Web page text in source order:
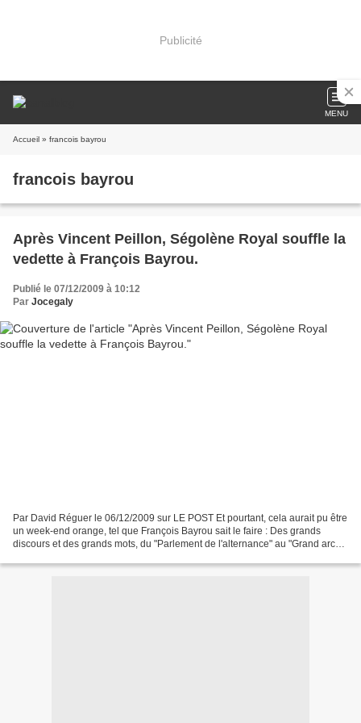
Publicité
MENU
Accueil » francois bayrou
francois bayrou
Après Vincent Peillon, Ségolène Royal souffle la
vedette à François Bayrou.
Publié le 07/12/2009 à 10:12
Par Jocegaly
Par David Réguer le 06/12/2009 sur LE POST Et pourtant, cela aurait pu être
un week-end orange, tel que François Bayrou sait le faire : Des grands
discours et des grands mots, du "Parlement de l'alternance" au "Grand arc